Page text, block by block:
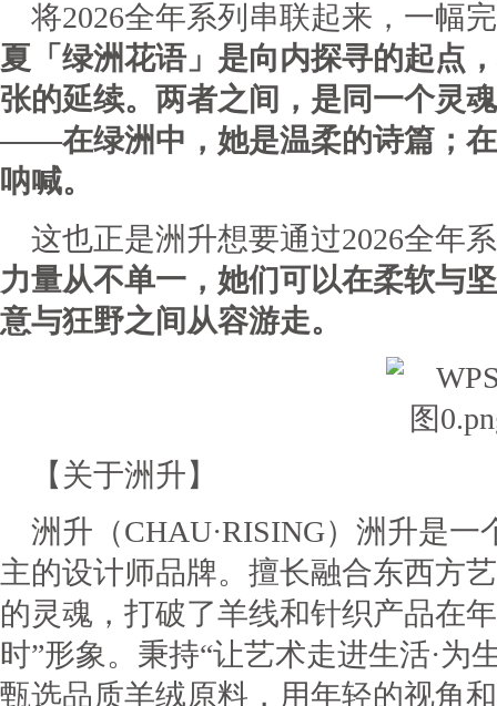
将2026全年系列串联起来，一幅
夏「绿洲花语」是向内探寻的起点
张的延续。两者之间，是同一个灵
——在绿洲中，她是温柔的诗篇；
呐喊。
这也正是洲升想要通过2026全年
力量从不单一，她们可以在柔软与
意与狂野之间从容游走。
【关于洲升】
洲升（CHAU·RISING）洲升是
主的设计师品牌。擅长融合东西方
的灵魂，打破了羊线和针织产品在
时”形象。秉持“让艺术走进生活·为
甄选品质羊绒原料，用年轻的视角